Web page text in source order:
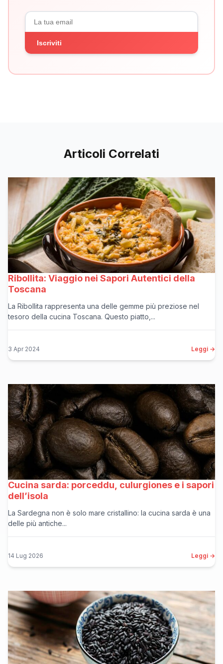
Iscriviti
Articoli Correlati
Ribollita: Viaggio nei Sapori Autentici della
Toscana
La Ribollita rappresenta una delle gemme più preziose nel
tesoro della cucina Toscana. Questo piatto,...
3 Apr 2024 Leggi →
Cucina sarda: porceddu, culurgiones e i sapori
dell’isola
La Sardegna non è solo mare cristallino: la cucina sarda è una
delle più antiche...
14 Lug 2026 Leggi →